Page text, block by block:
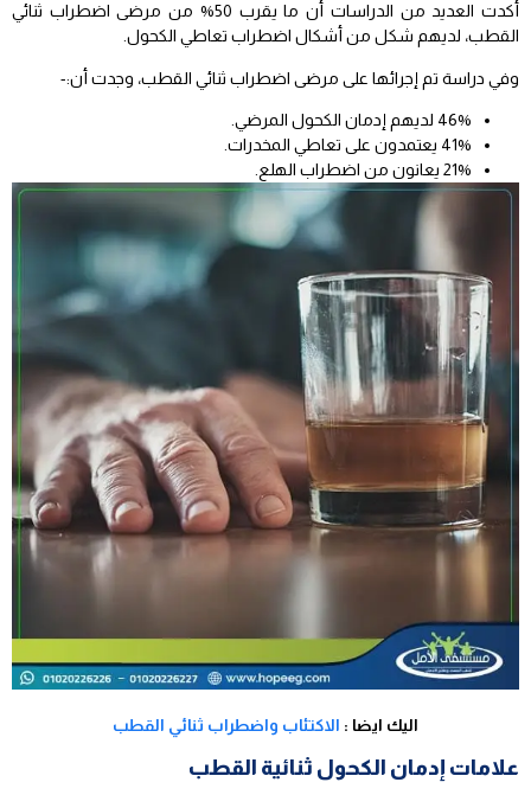
أكدت العديد من الدراسات أن ما يقرب 50% من مرضى اضطراب ثنائي
القطب، لديهم شكل من أشكال اضطراب تعاطي الكحول.
وفي دراسة تم إجرائها على مرضى اضطراب ثنائي القطب، وجدت أن:-
46% لديهم إدمان الكحول المرضي.
41% يعتمدون على تعاطي المخدرات.
21% يعانون من اضطراب الهلع.
اليك ايضا : الاكتئاب واضطراب ثنائي القطب
علامات إدمان الكحول ثنائية القطب